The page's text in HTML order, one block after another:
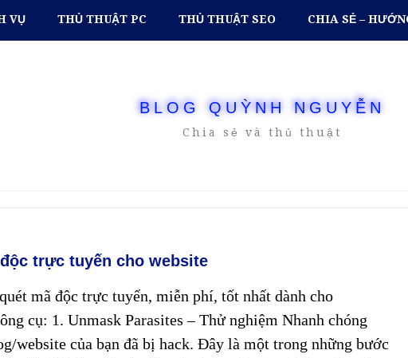
VỤ THỦ THUẬT PC THỦ THUẬT SEO CHIA SẺ –
BLOG QUỲNH NGUYỄN
Chia sẻ và thủ thuật
trực tuyến cho website
mã độc trực tuyến, miễn phí, tốt nhất dành cho
cụ: 1. Unmask Parasites – Thử nghiệm Nhanh chóng
website của bạn đã bị hack. Đây là một trong những bước